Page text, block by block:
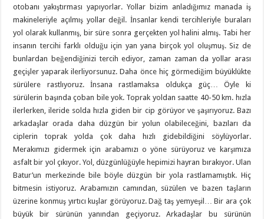
otobanı yakıştırması yapıyorlar. Yollar bizim anladığımız manada iş
makineleriyle açılmış yollar değil. İnsanlar kendi tercihleriyle buraları
yol olarak kullanmış, bir süre sonra gerçekten yol halini almış. Tabi her
insanın tercihi farklı olduğu için yan yana birçok yol oluşmuş. Siz de
bunlardan beğendiğinizi tercih ediyor, zaman zaman da yollar arası
geçişler yaparak ilerliyorsunuz. Daha önce hiç görmediğim büyüklükte
sürülere rastlıyoruz. İnsana rastlamaksa oldukça güç… Öyle ki
sürülerin başında çoban bile yok. Toprak yoldan saatte 40-50 km. hızla
ilerlerken, ileride solda hızla giden bir cip görüyor ve şaşırıyoruz. Bazı
arkadaşlar orada daha düzgün bir yolun olabileceğini, bazıları da
ciplerin toprak yolda çok daha hızlı gidebildiğini söylüyorlar.
Merakımızı gidermek için arabamızı o yöne sürüyoruz ve karşımıza
asfalt bir yol çıkıyor. Yol, düzgünlüğüyle hepimizi hayran bırakıyor. Ulan
Batur’un merkezinde bile böyle düzgün bir yola rastlamamıştık. Hiç
bitmesin istiyoruz. Arabamızın camından, süzülen ve bazen taşların
üzerine konmuş yırtıcı kuşlar görüyoruz. Dağ taş yemyeşil… Bir ara çok
büyük bir sürünün yanından geçiyoruz. Arkadaşlar bu sürünün